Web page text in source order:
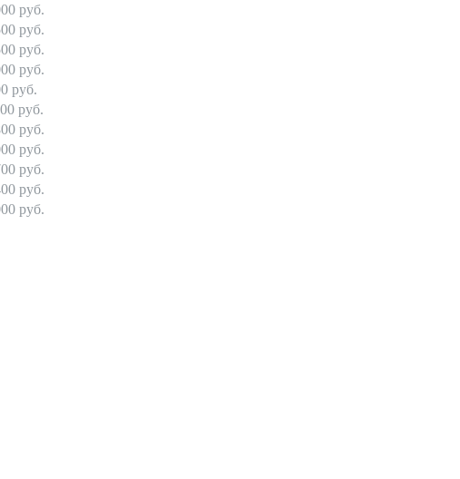
руб.
руб.
руб.
руб.
руб.
руб.
руб.
руб.
руб.
руб.
руб.